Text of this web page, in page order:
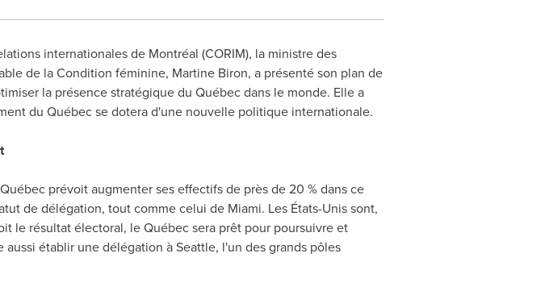
internationales de Montréal (CORIM), la ministre des
de la Condition féminine, Martine Biron, a présenté son plan de
la présence stratégique du Québec dans le monde. Elle a
du Québec se dotera d'une nouvelle politique internationale.
prévoit augmenter ses effectifs de près de 20 % dans ce
de délégation, tout comme celui de Miami. Les États-Unis sont,
le résultat électoral, le Québec sera prêt pour poursuivre et
aussi établir une délégation àSeattle, l'un des grands pôles